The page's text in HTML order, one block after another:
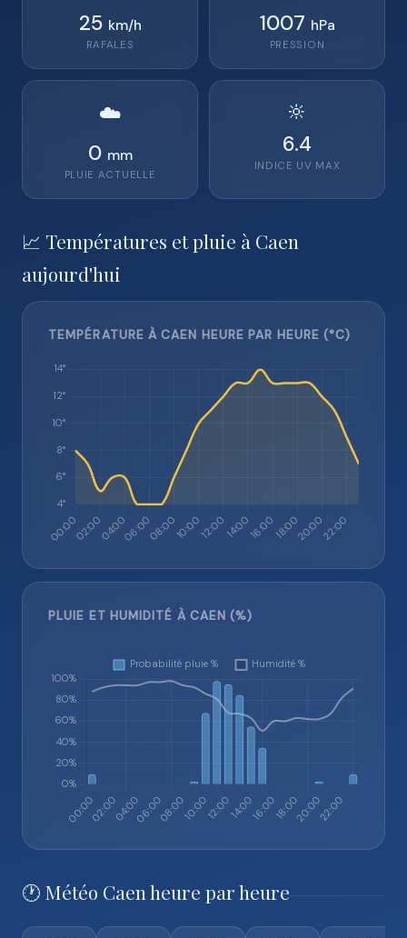
25 km/h
RAFALES
1007 hPa
PRESSION
☁️
0 mm
PLUIE ACTUELLE
🔆
6.4
INDICE UV MAX
📈 Températures et pluie à Caen
aujourd'hui
TEMPÉRATURE À CAEN HEURE PAR HEURE (°C)
PLUIE ET HUMIDITÉ À CAEN (%)
🕐 Météo Caen heure par heure